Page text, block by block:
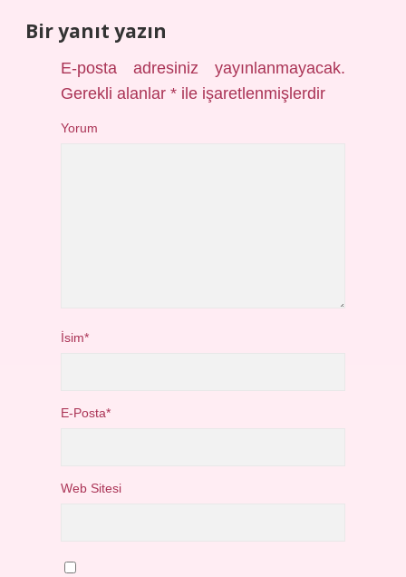
Bir yanıt yazın
E-posta adresiniz yayınlanmayacak.
Gerekli alanlar* ile işaretlenmişlerdir
Yorum
İsim*
E-Posta*
Web Sitesi